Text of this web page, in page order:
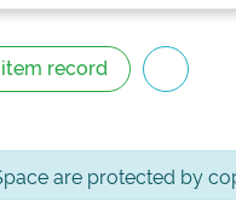
record
are protected by